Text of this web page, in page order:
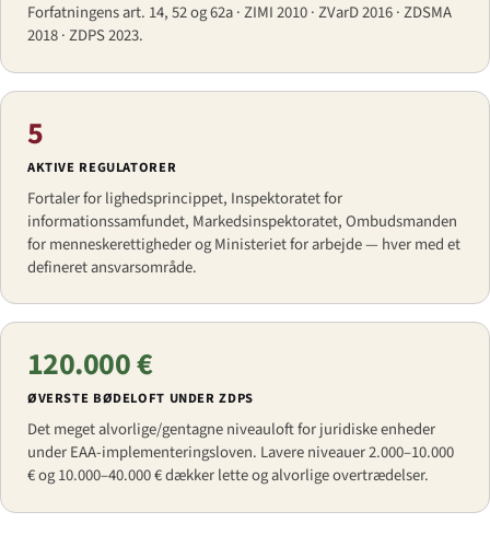
Forfatningens art. 14, 52 og 62a · ZIMI 2010 · ZVarD 2016 · ZDSMA
2018 · ZDPS 2023.
5
AKTIVE REGULATORER
Fortaler for lighedsprincippet, Inspektoratet for
informationssamfundet, Markedsinspektoratet, Ombudsmanden
for menneskerettigheder og Ministeriet for arbejde — hver med et
defineret ansvarsområde.
120.000 €
ØVERSTE BØDELOFT UNDER ZDPS
Det meget alvorlige/gentagne niveauloft for juridiske enheder
under EAA-implementeringsloven. Lavere niveauer 2.000–10.000
€ og 10.000–40.000 € dækker lette og alvorlige overtrædelser.